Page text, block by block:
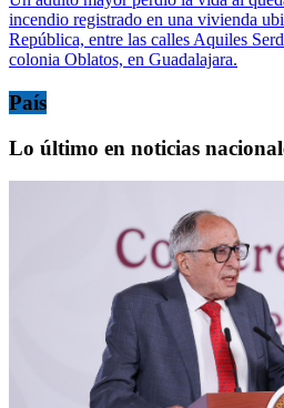
incendio registrado en una vivienda
República, entre las calles Aquiles
colonia Oblatos, en Guadalajara.
País
Lo último en noticias